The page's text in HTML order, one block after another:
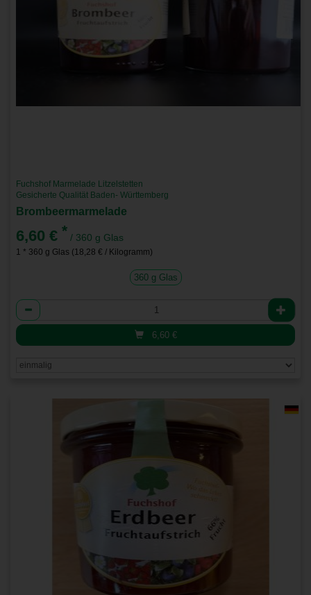
Fuchshof Marmelade Litzelstetten
Gesicherte Qualität Baden- Württemberg
Brombeermarmelade
6,60 € * / 360 g Glas
1 * 360 g Glas (18,28 € / Kilogramm)
360 g Glas
Anzahl
6,60 €